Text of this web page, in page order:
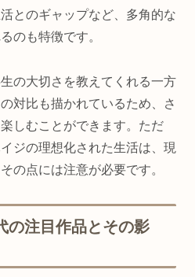
とのギャップなど、多角的な
のも特徴です。
の大切さを教えてくれる一方
対比も描かれているため、さ
しむことができます。ただ
ジの理想化された生活は、現
の点には注意が必要です。
の注目作品とその影